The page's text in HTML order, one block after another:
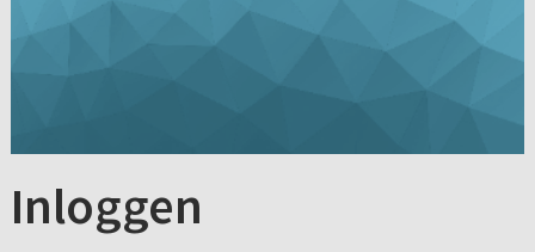
Inloggen